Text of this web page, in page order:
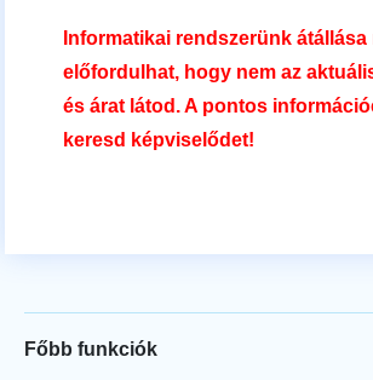
Informatikai rendszerünk átállása
előfordulhat, hogy nem az
és árat látod. A pontos
keresd képviselődet!
Főbb funkciók